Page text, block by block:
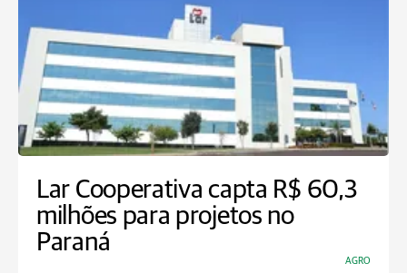
Lar Cooperativa capta R$ 60,3
milhões para projetos no
Paraná
AGRO